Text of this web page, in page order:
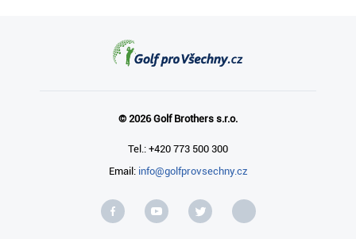
© 2026 Golf Brothers s.r.o.
Tel.: +420 773 500 300
Email: info@golfprovsechny.cz